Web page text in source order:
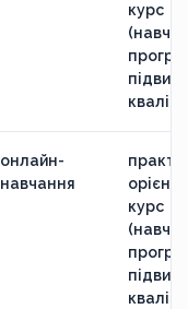
курс
онлайн-
навчання
курс